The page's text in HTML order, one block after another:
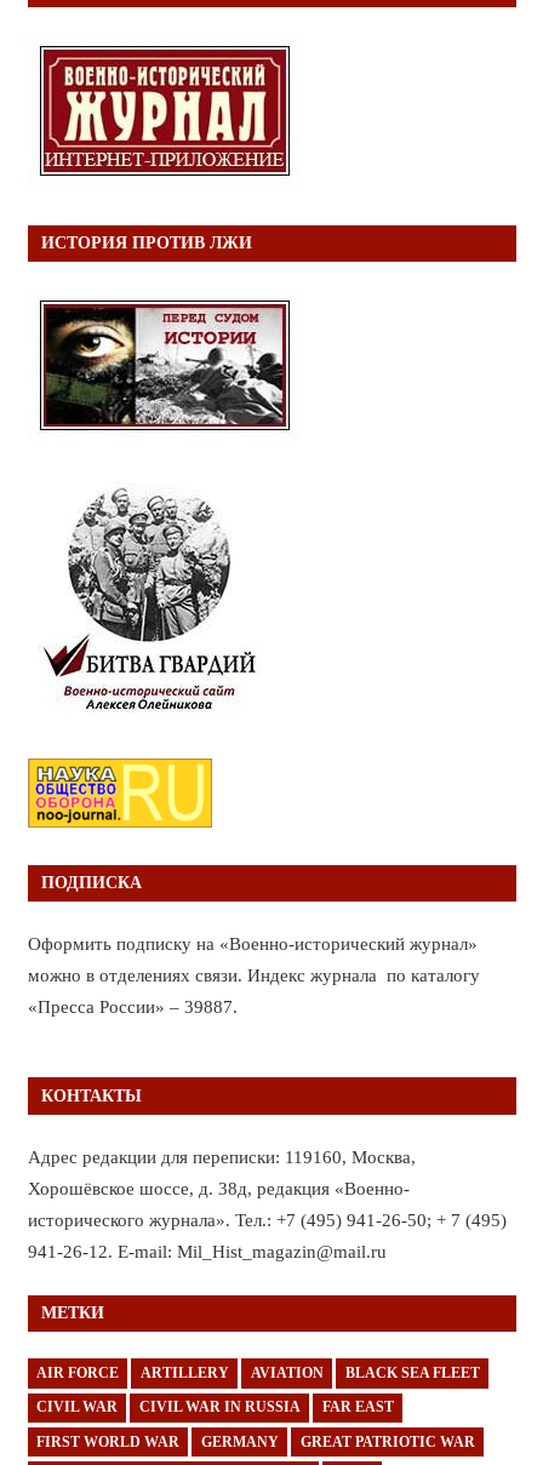
ИСТОРИЯ ПРОТИВ ЛЖИ
ПОДПИСКА
Оформить подписку на «Военно-исторический журнал»
можно в отделениях связи. Индекс журнала по каталогу
«Пресса России» – 39887.
КОНТАКТЫ
Адрес редакции для переписки: 119160, Москва,
Хорошёвское шоссе, д. 38д, редакция «Военно-
исторического журнала». Тел.: +7 (495) 941-26-50; + 7 (495)
941-26-12. E-mail: Mil_Hist_magazin@mail.ru
МЕТКИ
AIR FORCE ARTILLERY AVIATION BLACK SEA FLEET
CIVIL WAR CIVIL WAR IN RUSSIA FAR EAST
FIRST WORLD WAR GERMANY GREAT PATRIOTIC WAR